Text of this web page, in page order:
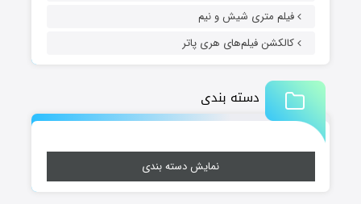
فیلم متری شیش و نیم
کالکشن فیلم‌های هری پاتر
دسته بندی
نمایش دسته بندی